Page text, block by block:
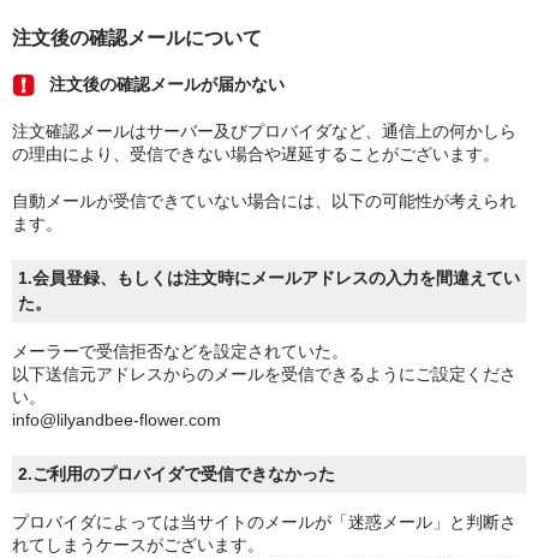
注文後の確認メールについて
注文後の確認メールが届かない
注文確認メールはサーバー及びプロバイダなど、通信上の何かしら
の理由により、受信できない場合や遅延することがございます。
自動メールが受信できていない場合には、以下の可能性が考えられ
ます。
1.会員登録、もしくは注文時にメールアドレスの入力を間違えてい
た。
メーラーで受信拒否などを設定されていた。
以下送信元アドレスからのメールを受信できるようにご設定くださ
い。
info@lilyandbee-flower.com
2.ご利用のプロバイダで受信できなかった
プロバイダによっては当サイトのメールが「迷惑メール」と判断さ
れてしまうケースがございます。